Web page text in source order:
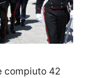
compiuto 42